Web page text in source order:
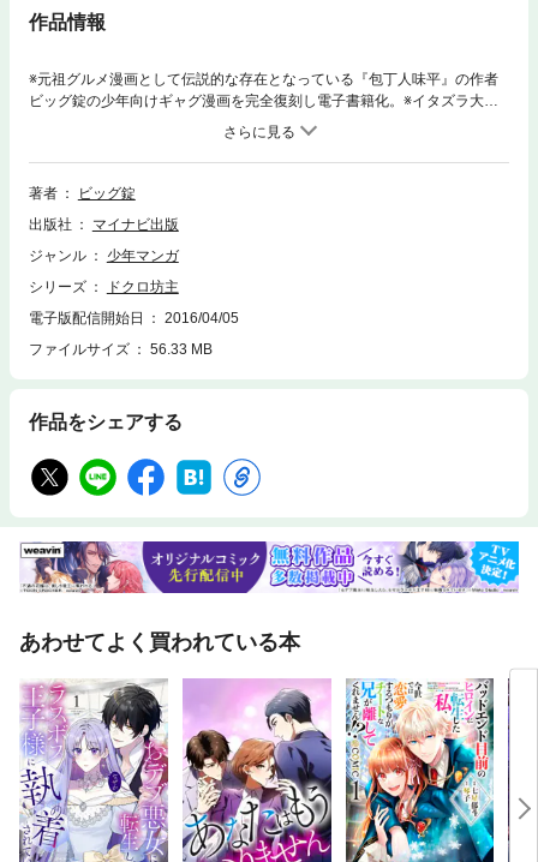
作品情報
※元祖グルメ漫画として伝説的な存在となっている『包丁人味平』の作者
ビッグ錠の少年向けギャグ漫画を完全復刻し電子書籍化。※イタズラ大好
きな小学生 ドクロくんこと死神毒郎（しにがみどくろう）が、様々なイタ
ズラで周囲に大混乱を巻き起こす。
著者
ビッグ錠
出版社
マイナビ出版
ジャンル
少年マンガ
シリーズ
ドクロ坊主
電子版配信開始日
2016/04/05
ファイルサイズ
56.33 MB
作品をシェアする
あわせてよく買われている本